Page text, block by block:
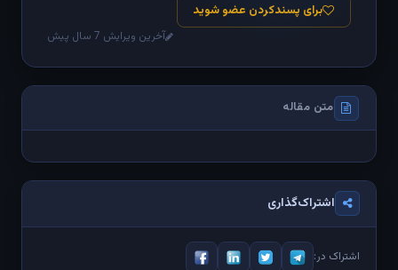
برای پسندکردن عضو شوید
آخرین ویرایش 7 سال پیش
متن مقاله
اشتراک‌گذاری
اشتراک در: